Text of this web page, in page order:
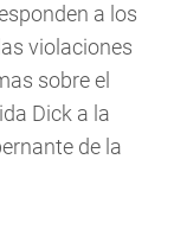
a los
violaciones
sobre el
Dick a la
de la